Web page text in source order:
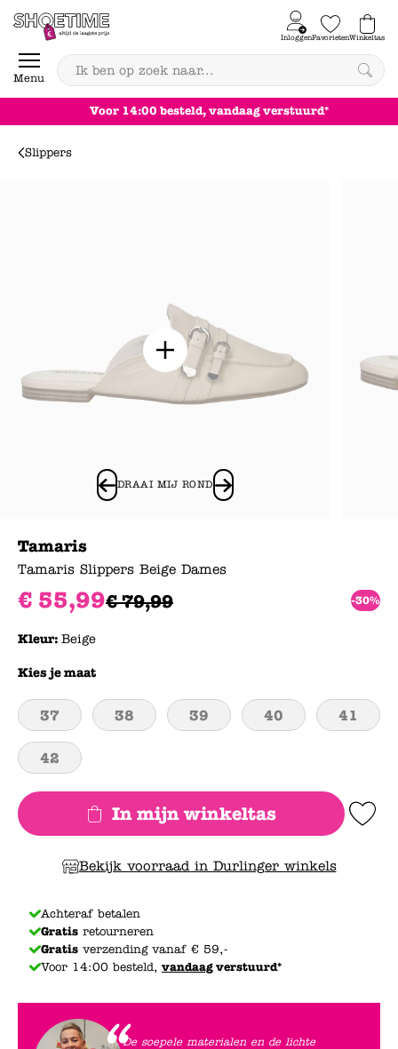
Skip to content
Menu
InloggenFavorietenWinkeltas
0
Voor 14:00 besteld, vandaag verstuurd*
Slippers
DRAAI MIJ ROND
Tamaris
Tamaris Slippers Beige Dames
€ 55,99€ 79,99 -30%
Kleur: Beige
Kies je maat
37 38 39 40 41
42
In mijn winkeltas Add to
Bekijk voorraad in Durlinger winkels
Achteraf betalen
Gratis retourneren
Gratis verzending vanaf € 59,-
Voor 14:00 besteld, vandaagverstuurd*
De soepele materialen en de lichte